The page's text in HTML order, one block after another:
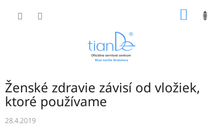
Ženské zdravie závisí od vložiek,
ktoré používame
28.4.2019